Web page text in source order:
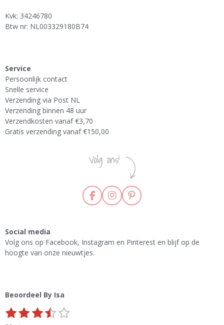
Kvk: 34246780
Btw nr: NL003329180B74
Service
Persoonlijk contact
Snelle service
Verzending via Post NL
Verzending binnen 48 uur
Verzendkosten vanaf €3,70
Gratis verzending vanaf €150,00
F
a
o
o
I
n
g
P
i
r
Social media
Volg ons op Facebook, Instagram en Pinterest en blijf op de
hoogte van onze nieuwtjes.
Beoordeel By Isa
R
a
1 2 3 4 5 S